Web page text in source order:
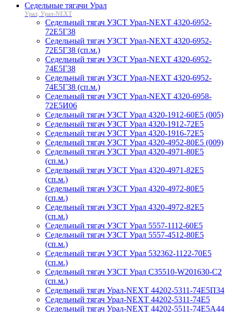
Седельные тягачи Урал
Урал, Урал-NEXT
Седельный тягач УЗСТ Урал-NEXT 4320-6952-
72Е5Г38
Седельный тягач УЗСТ Урал-NEXT 4320-6952-
72Е5Г38 (сп.м.)
Седельный тягач УЗСТ Урал-NEXT 4320-6952-
74Е5Г38
Седельный тягач УЗСТ Урал-NEXT 4320-6952-
74Е5Г38 (сп.м.)
Седельный тягач УЗСТ Урал-NEXT 4320-6958-
72Е5И06
Седельный тягач УЗСТ Урал 4320-1912-60Е5 (005)
Седельный тягач УЗСТ Урал 4320-1912-72Е5
Седельный тягач УЗСТ Урал 4320-1916-72Е5
Седельный тягач УЗСТ Урал 4320-4952-80Е5 (009)
Седельный тягач УЗСТ Урал 4320-4971-80Е5
(сп.м.)
Седельный тягач УЗСТ Урал 4320-4971-82Е5
(сп.м.)
Седельный тягач УЗСТ Урал 4320-4972-80Е5
(сп.м.)
Седельный тягач УЗСТ Урал 4320-4972-82Е5
(сп.м.)
Седельный тягач УЗСТ Урал 5557-1112-60Е5
Седельный тягач УЗСТ Урал 5557-4512-80Е5
(сп.м.)
Седельный тягач УЗСТ Урал 532362-1122-70Е5
(сп.м.)
Седельный тягач УЗСТ Урал С35510-W201630-C2
(сп.м.)
Седельный тягач Урал-NEXT 44202-5311-74Е5П34
Седельный тягач Урал-NEXT 44202-5311-74Е5
Седельный тягач Урал-NEXT 44202-5511-74Е5А44